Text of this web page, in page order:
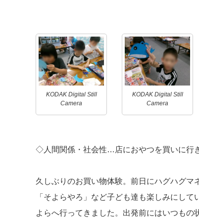
KODAK Digital Still
Camera
KODAK Digital Still
Camera
◇人間関係・社会性…店におやつを買いに行
久しぶりのお買い物体験。前日にハグハグマ
「そよらやろ」など子ども達も楽しみにし
よらへ行ってきました。出発前にはいつも